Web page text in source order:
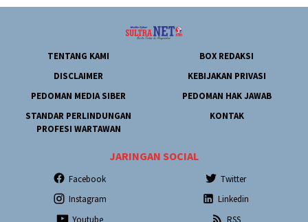
TENTANG KAMI
BOX REDAKSI
DISCLAIMER
KEBIJAKAN PRIVASI
PEDOMAN MEDIA SIBER
PEDOMAN HAK JAWAB
STANDAR PERLINDUNGAN
PROFESI WARTAWAN
KONTAK
JARINGAN SOCIAL
Facebook
Twitter
Instagram
Linkedin
Youtube
RSS